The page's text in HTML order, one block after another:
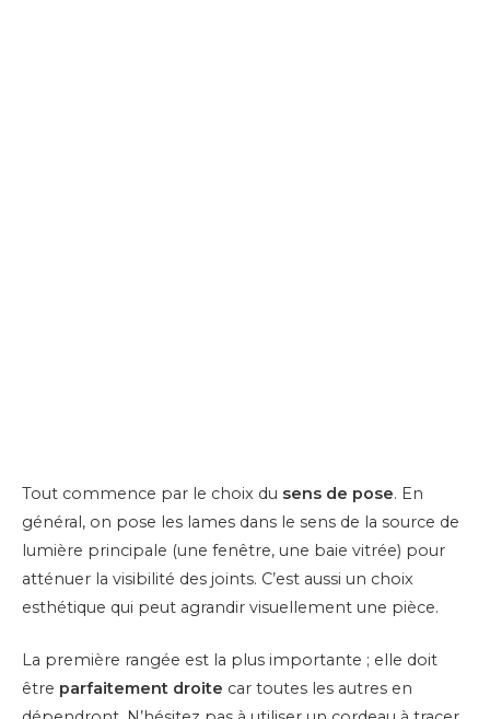
Tout commence par le choix du sens de pose. En
général, on pose les lames dans le sens de la source de
lumière principale (une fenêtre, une baie vitrée) pour
atténuer la visibilité des joints. C’est aussi un choix
esthétique qui peut agrandir visuellement une pièce.
La première rangée est la plus importante ; elle doit
être parfaitement droite car toutes les autres en